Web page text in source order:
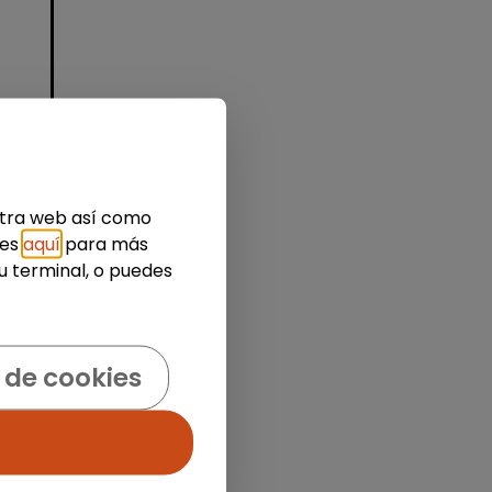
web así como
aquí para más
terminal, o puedes
cookies